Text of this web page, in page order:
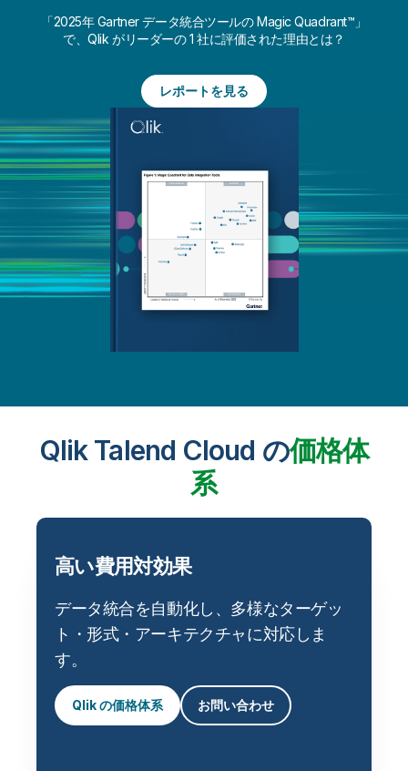
「2025年 Gartner データ統合ツールの Magic Quadrant™」
で、Qlik がリーダーの 1 社に評価された理由とは？
レポートを見る
Qlik Talend Cloud の価格体
系
高い費用対効果
データ統合を自動化し、多様なターゲッ
ト・形式・アーキテクチャに対応しま
す。
Qlik の価格体系 お問い合わせ